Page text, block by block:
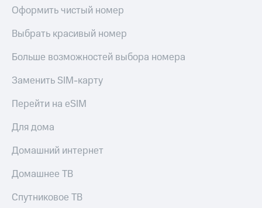
Оформить чистый номер
Выбрать красивый номер
Больше возможностей выбора номера
Заменить SIM-карту
Перейти на eSIM
Для дома
Домашний интернет
Домашнее ТВ
Спутниковое ТВ